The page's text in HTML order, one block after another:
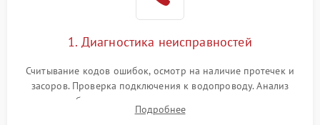
циркуляционным насосом
2100 ₽ Подробнее →
1. Диагностика неисправностей
Считывание кодов ошибок, осмотр на наличие протечек и
засоров. Проверка подключения к водопроводу. Анализ
жалоб на отсутствие слива, нагрева, вращения
разбрызгивателей или срабатывание системы защиты
Подробнее